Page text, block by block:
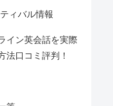
ィバル情報
イン英会話を実際
法口コミ評判！